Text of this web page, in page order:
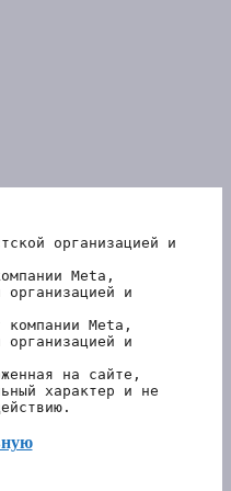
организацией и
Meta,
организацией и
Meta,
организацией и
на сайте,
характер и не